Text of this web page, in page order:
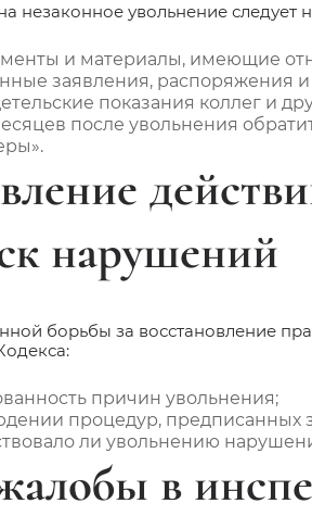
незаконное увольнение
и материалы, имеющие
заявления, распоряжения
показания коллег и
после увольнения
нарушений
борьбы за восстановление
причин увольнения;
процедур, предписанных
ли увольнению
в